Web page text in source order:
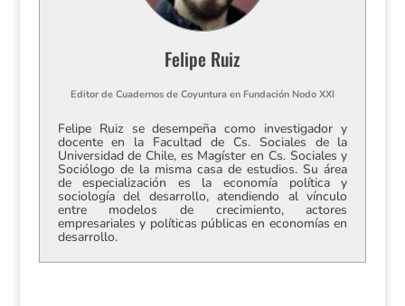
Felipe Ruiz
Editor de Cuadernos de Coyuntura en Fundación Nodo XXI
Felipe Ruiz se desempeña como investigador y
docente en la Facultad de Cs. Sociales de la
Universidad de Chile, es Magíster en Cs. Sociales y
Sociólogo de la misma casa de estudios. Su área
de especialización es la economía política y
sociología del desarrollo, atendiendo al vínculo
entre modelos de crecimiento, actores
empresariales y políticas públicas en economías en
desarrollo.